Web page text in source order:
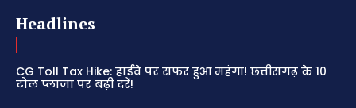
Headlines
CG Toll Tax Hike: हाईवे पर सफर हुआ महंगा! छत्तीसगढ़ के 10
टोल प्लाजा पर बढ़ी दरें!